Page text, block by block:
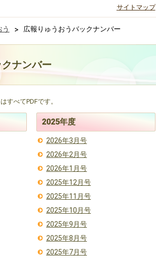
サイトマップ
う > 広報りゅうおうバックナンバー
ナンバー
すべてPDFです。
2025年度
2026年3月号
2026年2月号
2026年1月号
2025年12月号
2025年11月号
2025年10月号
2025年9月号
2025年8月号
2025年7月号